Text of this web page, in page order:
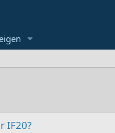
IF20?